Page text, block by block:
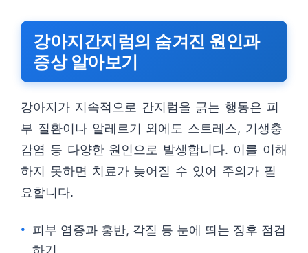
강아지간지럼의 숨겨진 원인과
증상 알아보기
강아지가 지속적으로 간지럼을 긁는 행동은 피
부 질환이나 알레르기 외에도 스트레스, 기생충
감염 등 다양한 원인으로 발생합니다. 이를 이해
하지 못하면 치료가 늦어질 수 있어 주의가 필
요합니다.
피부 염증과 홍반, 각질 등 눈에 띄는 징후 점검
하기